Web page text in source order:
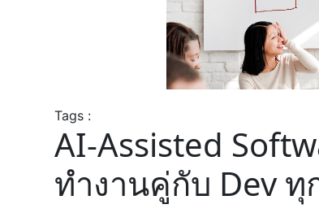
Tags :
AI-Assisted
ทำงานคู่กับ Dev